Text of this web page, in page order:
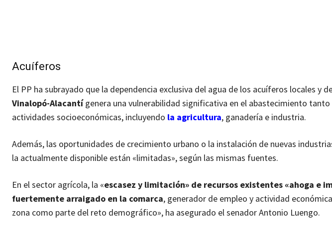
Acuíferos
El PP ha subrayado que la dependencia exclusiva del agua de los acuíferos locales y
Vinalopó-Alacantígenera una vulnerabilidad significativa en el abastecimiento tanto
actividades socioeconómicas, incluyendo la agricultura, ganadería e industria.
Además, las oportunidades de crecimiento urbano o la instalación de nuevas
la actualmente disponible están «limitadas», según las mismas fuentes.
En el sector agrícola, la «escasez y limitación» de recursos existentes «ahoga e
fuertemente arraigado en la comarca, generador de empleo y actividad
zona como parte del reto demográfico», ha asegurado el senador Antonio Luengo.